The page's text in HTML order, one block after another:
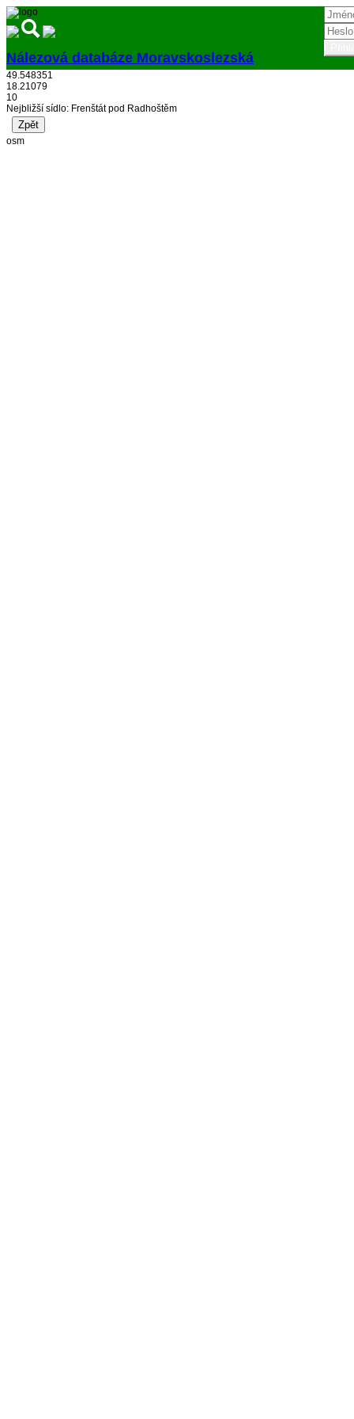
Nálezová databáze Moravskoslezská
Přihlásit
49.548351
18.21079
10
Nejbližší sídlo: Frenštát pod Radhoštěm
osm